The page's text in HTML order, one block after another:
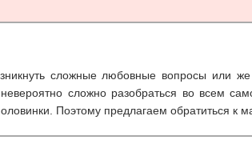
сложные любовные вопросы или
сложно разобраться во всем
Поэтому предлагаем обратиться к